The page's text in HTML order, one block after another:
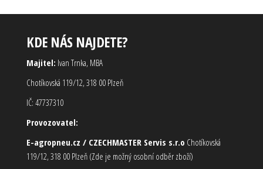
KDE NÁS NAJDETE?
Majitel: Ivan Trnka, MBA
Chotíkovská 119/12, 318 00 Plzeň
IČ: 47737310
Provozovatel:
E-agropneu.cz / CZECHMASTER Servis s.r.o Chotíkovská
119/12, 318 00 Plzeň (Zde je možný osobní odběr zboží)